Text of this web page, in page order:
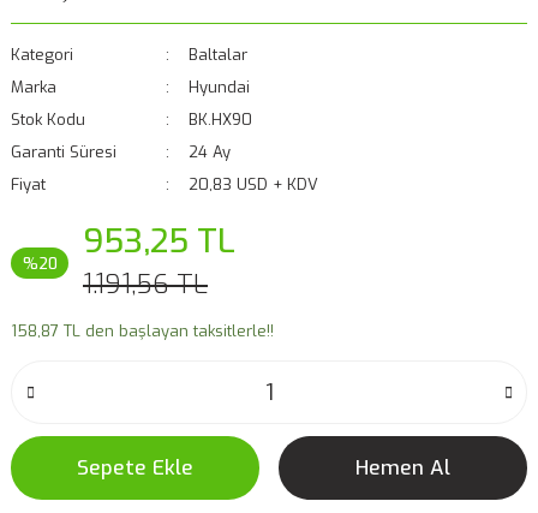
Kategori
Baltalar
Marka
Hyundai
Stok Kodu
BK.HX90
Garanti Süresi
24 Ay
Fiyat
20,83 USD + KDV
%20 953,25 TL
1.191,56 TL
158,87 TL den başlayan taksitlerle!!
Sepete Ekle Hemen Al